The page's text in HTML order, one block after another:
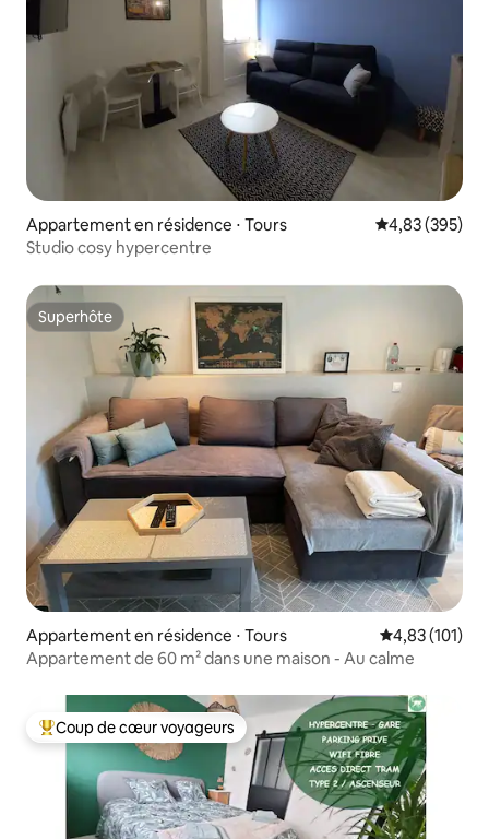
Appartement en résidence ⋅ Tours Évaluation
4,83 (395)
Studio cosy hypercentre
Superhôte
Superhôte
Appartement en résidence ⋅ Tours Évaluation
4,83 (101)
Appartement de 60 m² dans une maison - Au calme
Coups de cœur voyageurs les plus appréciés
Coup de cœur voyageurs